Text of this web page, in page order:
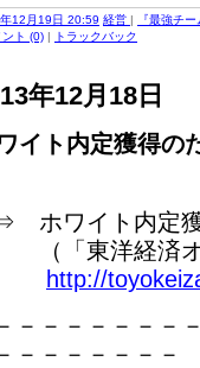
12月19日 20:59 経営 |
『最強チ
ント (0) | トラックバック
年12月18日
イト内定獲得の
ワイト内定獲
「東洋経済オ
http://
－－－－－－－
－－－－－－－